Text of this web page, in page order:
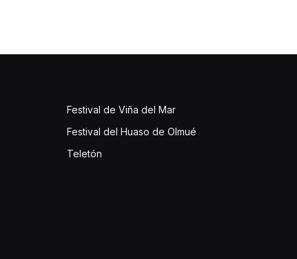
Festival de Viña del Mar
Festival del Huaso de Olmué
Teletón